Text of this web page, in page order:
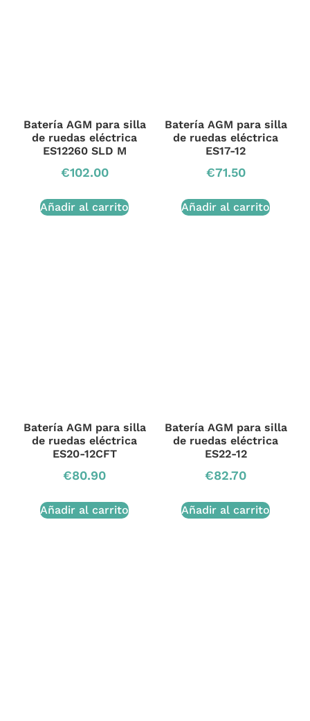
Batería AGM para silla
de ruedas eléctrica
ES12260 SLD M
€102.00
Añadir al carrito
Batería AGM para silla
de ruedas eléctrica
ES17-12
€71.50
Añadir al carrito
Batería AGM para silla
de ruedas eléctrica
ES20-12CFT
€80.90
Añadir al carrito
Batería AGM para silla
de ruedas eléctrica
ES22-12
€82.70
Añadir al carrito